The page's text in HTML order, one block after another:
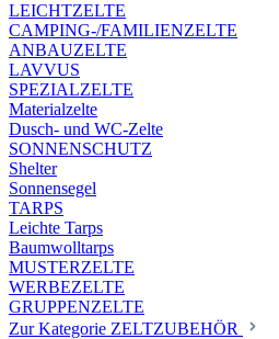
LEICHTZELTE
CAMPING-/FAMILIENZELTE
ANBAUZELTE
LAVVUS
SPEZIALZELTE
Materialzelte
Dusch- und WC-Zelte
SONNENSCHUTZ
Shelter
Sonnensegel
TARPS
Leichte Tarps
Baumwolltarps
MUSTERZELTE
WERBEZELTE
GRUPPENZELTE
Zur Kategorie ZELTZUBEHÖR